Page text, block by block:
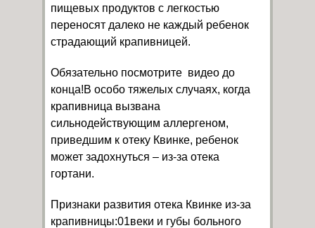
пищевых продуктов с легкостью
переносят далеко не каждый ребенок
страдающий крапивницей.
Обязательно посмотрите видео до
конца!В особо тяжелых случаях, когда
крапивница вызвана
сильнодействующим аллергеном,
приведшим к отеку Квинке, ребенок
может задохнуться – из-за отека
гортани.
Признаки развития отека Квинке из-за
крапивницы:01веки и губы больного